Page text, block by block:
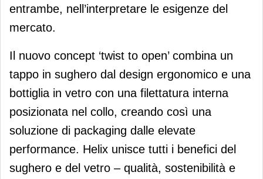
entrambe, nell’interpretare le esigenze del
mercato.
Il nuovo concept ‘twist to open’ combina un
tappo in sughero dal design ergonomico e una
bottiglia in vetro con una filettatura interna
posizionata nel collo, creando così una
soluzione di packaging dalle elevate
performance. Helix unisce tutti i benefici del
sughero e del vetro – qualità, sostenibilità e